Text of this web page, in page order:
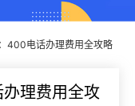
400电话办理费用全攻略
理费用全攻